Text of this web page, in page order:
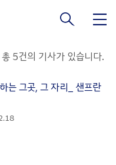
총 5건의 기사가 있습니다.
는 그곳, 그 자리_ 샌프란